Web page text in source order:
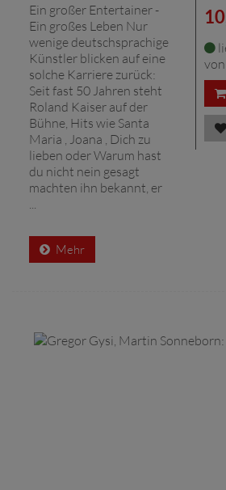
Ein großer Entertainer -
Ein großes Leben Nur
wenige deutschsprachige
Künstler blicken auf eine
solche Karriere zurück:
Seit fast 50 Jahren steht
Roland Kaiser auf der
Bühne, Hits wie Santa
Maria , Joana , Dich zu
lieben oder Warum hast
du nicht nein gesagt
machten ihn bekannt, er
Mehr